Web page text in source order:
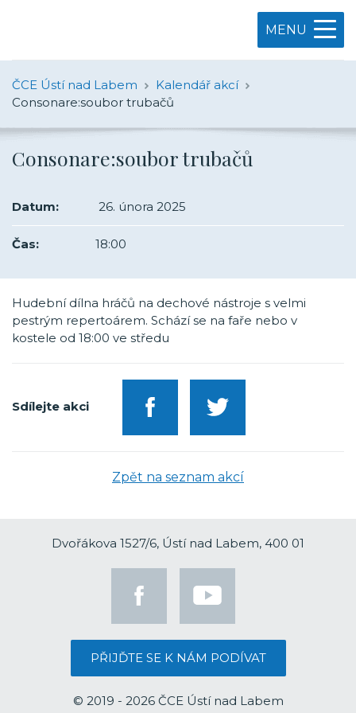
MENU
ČCE Ústí nad Labem
Kalendář akcí
Consonare:soubor trubačů
Consonare:soubor trubačů
Datum: 26. února 2025
Čas: 18:00
Hudební dílna hráčů na dechové nástroje s velmi
pestrým repertoárem. Schází se na faře nebo v
kostele od 18:00 ve středu
Sdílejte akci
Zpět na seznam akcí
Dvořákova 1527/6, Ústí nad Labem, 400 01
PŘIJĎTE SE K NÁM PODÍVAT
© 2019 - 2026 ČCE Ústí nad Labem